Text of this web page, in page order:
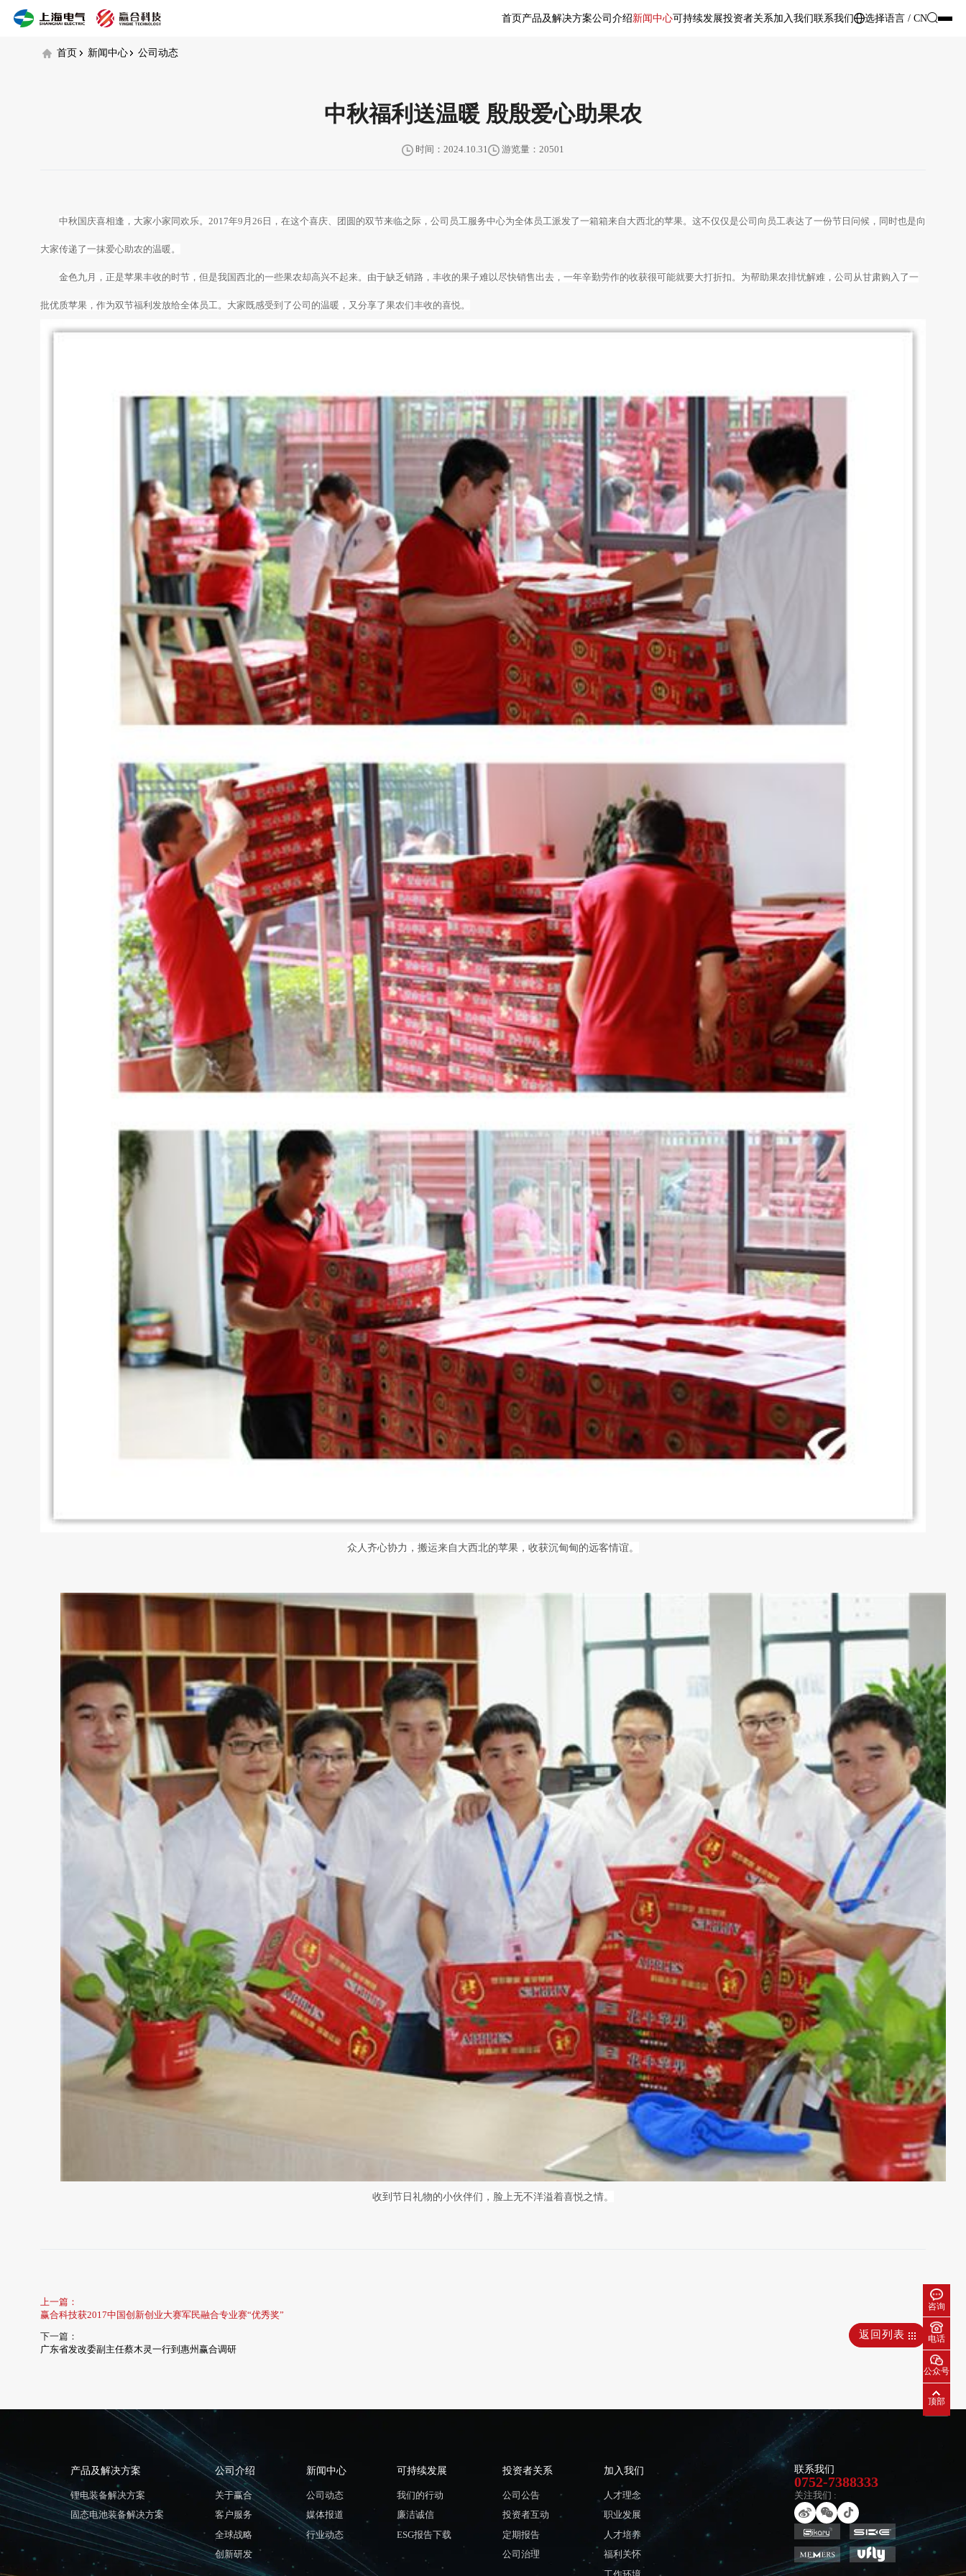
首页产品及解决方案公司介绍新闻中心可持续发展投资者关系加入我们联系我们 选择语言 / CN
咨询
电话
公众号
顶部
首页 新闻中心 公司动态
中秋福利送温暖 殷殷爱心助果农
时间：2024.10.31 游览量：20501
中秋国庆喜相逢，大家小家同欢乐。2017年9月26日，在这个喜庆、团圆的双节来临之际，公司员工服务中心为全体员工派发了一箱箱来自大西北的苹果。这不仅仅是公司向员工表达了一份节日问候，同时也是向
大家传递了一抹爱心助农的温暖。
金色九月，正是苹果丰收的时节，但是我国西北的一些果农却高兴不起来。由于缺乏销路，丰收的果子难以尽快销售出去，一年辛勤劳作的收获很可能就要大打折扣。为帮助果农排忧解难，公司从甘肃购入了一
批优质苹果，作为双节福利发放给全体员工。大家既感受到了公司的温暖，又分享了果农们丰收的喜悦。
众人齐心协力，搬运来自大西北的苹果，收获沉甸甸的远客情谊。
收到节日礼物的小伙伴们，脸上无不洋溢着喜悦之情。
上一篇：
赢合科技获2017中国创新创业大赛军民融合专业赛“优秀奖”
下一篇：
广东省发改委副主任蔡木灵一行到惠州赢合调研
返回列表
产品及解决方案
锂电装备解决方案
固态电池装备解决方案
公司介绍
关于赢合
客户服务
全球战略
创新研发
新闻中心
公司动态
媒体报道
行业动态
可持续发展
我们的行动
廉洁诚信
ESG报告下载
投资者关系
公司公告
投资者互动
定期报告
公司治理
加入我们
人才理念
职业发展
人才培养
福利关怀
联系我们
0752-7388333
关注我们 :